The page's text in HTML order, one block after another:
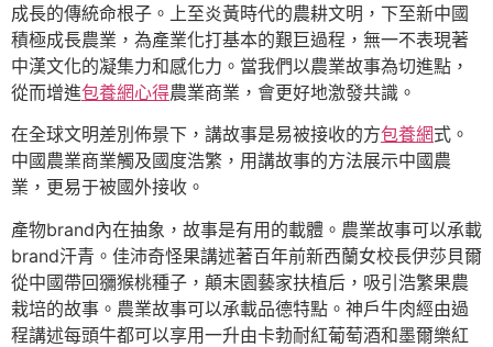
成長的傳統命根子。上至炎黃時代的農耕文明，下至新中國
積極成長農業，為產業化打基本的艱巨過程，無一不表現著
中漢文化的凝集力和感化力。當我們以農業故事為切進點，
從而增進包養網心得農業商業，會更好地激發共識。
在全球文明差別佈景下，講故事是易被接收的方包養網式。
中國農業商業觸及國度浩繁，用講故事的方法展示中國農
業，更易于被國外接收。
產物brand內在抽象，故事是有用的載體。農業故事可以承載
brand汗青。佳沛奇怪果講述著百年前新西蘭女校長伊莎貝爾
從中國帶回獼猴桃種子，顛末園藝家扶植后，吸引浩繁果農
栽培的故事。農業故事可以承載品德特點。神戶牛肉經由過
程講述每頭牛都可以享用一升由卡勃耐紅葡萄酒和墨爾樂紅